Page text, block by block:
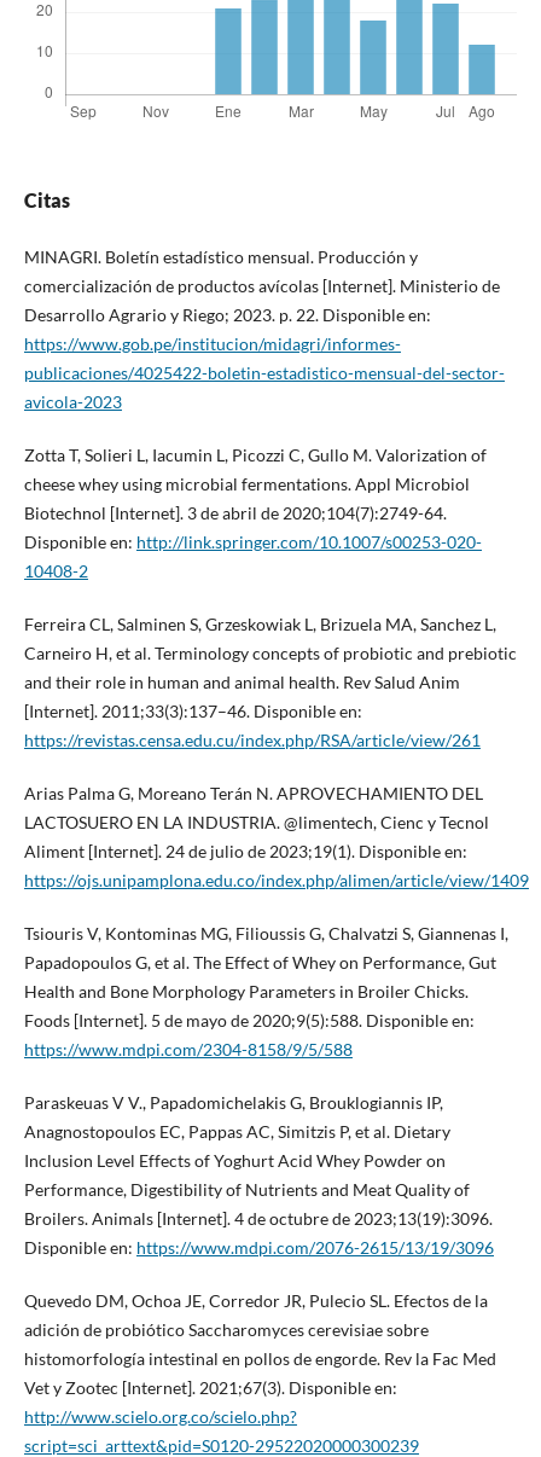
Citas
MINAGRI. Boletín estadístico mensual. Producción y
comercialización de productos avícolas [Internet]. Ministerio de
Desarrollo Agrario y Riego; 2023. p. 22. Disponible en:
https://www.gob.pe/institucion/midagri/informes-
publicaciones/4025422-boletin-estadistico-mensual-del-sector-
avicola-2023
Zotta T, Solieri L, Iacumin L, Picozzi C, Gullo M. Valorization of
cheese whey using microbial fermentations. Appl Microbiol
Biotechnol [Internet]. 3 de abril de 2020;104(7):2749-64.
Disponible en: http://link.springer.com/10.1007/s00253-020-
10408-2
Ferreira CL, Salminen S, Grzeskowiak L, Brizuela MA, Sanchez L,
Carneiro H, et al. Terminology concepts of probiotic and prebiotic
and their role in human and animal health. Rev Salud Anim
[Internet]. 2011;33(3):137–46. Disponible en:
https://revistas.censa.edu.cu/index.php/RSA/article/view/261
Arias Palma G, Moreano Terán N. APROVECHAMIENTO DEL
LACTOSUERO EN LA INDUSTRIA. @limentech, Cienc y Tecnol
Aliment [Internet]. 24 de julio de 2023;19(1). Disponible en:
https://ojs.unipamplona.edu.co/index.php/alimen/article/view/1409
Tsiouris V, Kontominas MG, Filioussis G, Chalvatzi S, Giannenas I,
Papadopoulos G, et al. The Effect of Whey on Performance, Gut
Health and Bone Morphology Parameters in Broiler Chicks.
Foods [Internet]. 5 de mayo de 2020;9(5):588. Disponible en:
https://www.mdpi.com/2304-8158/9/5/588
Paraskeuas V V., Papadomichelakis G, Brouklogiannis IP,
Anagnostopoulos EC, Pappas AC, Simitzis P, et al. Dietary
Inclusion Level Effects of Yoghurt Acid Whey Powder on
Performance, Digestibility of Nutrients and Meat Quality of
Broilers. Animals [Internet]. 4 de octubre de 2023;13(19):3096.
Disponible en: https://www.mdpi.com/2076-2615/13/19/3096
Quevedo DM, Ochoa JE, Corredor JR, Pulecio SL. Efectos de la
adición de probiótico Saccharomyces cerevisiae sobre
histomorfología intestinal en pollos de engorde. Rev la Fac Med
Vet y Zootec [Internet]. 2021;67(3). Disponible en:
http://www.scielo.org.co/scielo.php?
script=sci_arttext&pid=S0120-29522020000300239